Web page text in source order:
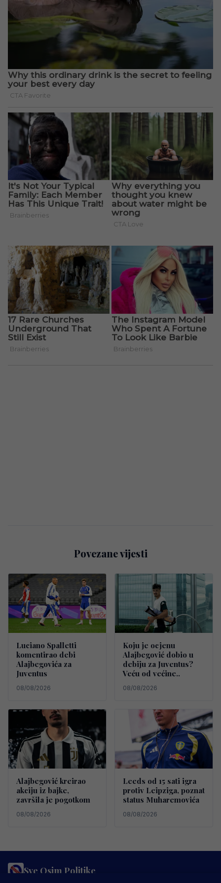
Povezane vijesti
Luciano Spalletti
komentirao debi
Alajbegovića za
Juventus
08/08/2026
Koju je ocjenu
Alajbegović dobio u
debiju za Juventus?
Veću od većine..
08/08/2026
Alajbegović kreirao
akciju iz bajke,
završila je pogotkom
08/08/2026
Leeds od 15 sati igra
protiv Leipziga, poznat
status Muharemovića
08/08/2026
Sve Osim Politike